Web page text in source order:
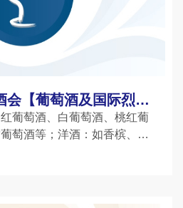
会【葡萄酒及国际烈酒
】图纸
葡萄酒、白葡萄酒、桃红葡
萄酒等；洋酒：如香槟、雪